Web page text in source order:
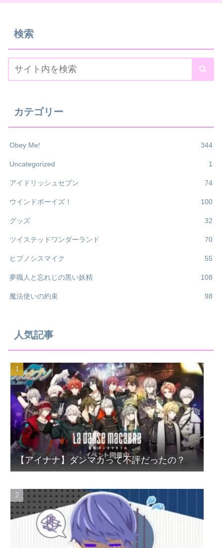
検索
カテゴリー
Obey Me! 344
Uncategorized 1
アイドリッシュセブン 74
ウインドボーイズ！ 100
グッズ 32
ツイステッドワンダーランド 70
ヒプノシスマイク 55
夢職人と忘れじの黒い妖精 108
魔法使いの約束 98
人気記事
【アイナナ】ダンマカって不評だったの？